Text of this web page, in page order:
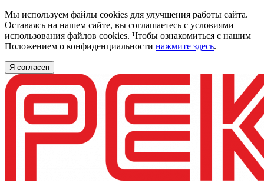
Мы используем файлы cookies для улучшения работы сайта.
Оставаясь на нашем сайте, вы соглашаетесь с условиями
использования файлов cookies. Чтобы ознакомиться с нашим
Положением о конфиденциальности нажмите здесь.
Я согласен